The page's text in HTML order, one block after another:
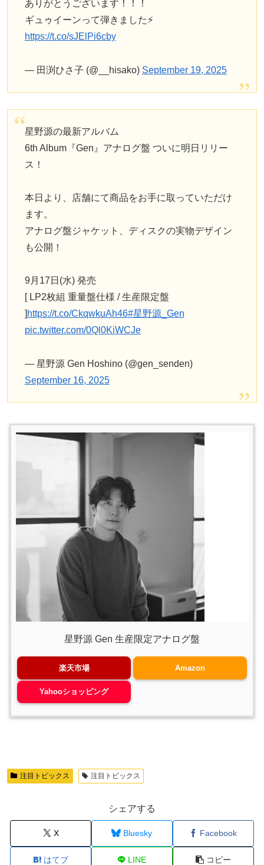
ありがとうございます！！！
ギュゥイーンって弾きました⚡️
https://t.co/sJElPi6cby
— 田渕ひさ子 (@__hisako) September 19, 2025
星野源の最新アルバム
6th Album『Gen』アナログ盤 ついに明日リリー
ス！
本日より、店舗にて商品をお手に取っていただけ
ます。
アナログ盤ジャケット、ディスクの実物デザイン
も公開！
9月17日(水) 発売
[ LP2枚組 重量盤仕様 / 生産限定盤
] https://t.co/CkqwkuAh46#星野源_Gen
pic.twitter.com/0Ql0KiWCJe
— 星野源 Gen Hoshino (@gen_senden)
September 16, 2025
星野源 Gen 生産限定アナログ盤
楽天市場 Amazon
Yahooショッピング
注目トピックス 注目トピックス
シェアする
X Bluesky Facebook
はてブ LINE コピー